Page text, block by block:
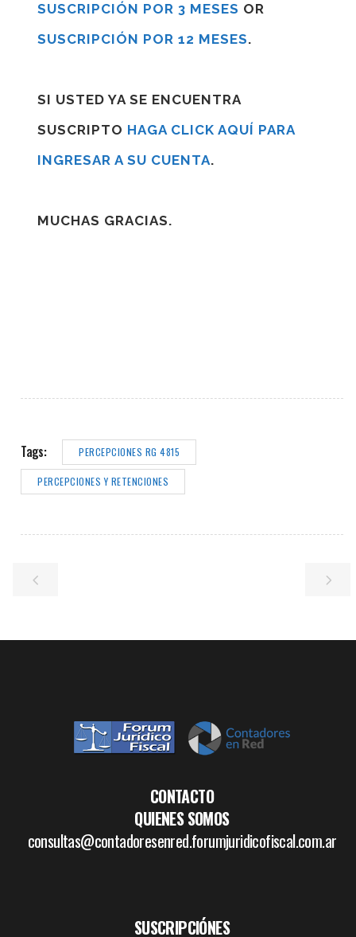
SUSCRIPCIÓN POR 3 MESES OR
SUSCRIPCIÓN POR 12 MESES.
SI USTED YA SE ENCUENTRA
SUSCRIPTO HAGA CLICK AQUÍ PARA
INGRESAR A SU CUENTA.
MUCHAS GRACIAS.
Tags: PERCEPCIONES RG 4815
PERCEPCIONES Y RETENCIONES
CONTACTO
QUIENES SOMOS
consultas@contadoresenred.forumjuridicofiscal.com.ar
SUSCRIPCIÓNES